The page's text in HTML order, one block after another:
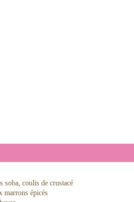
soba, coulis de crustacé
marrons épicés